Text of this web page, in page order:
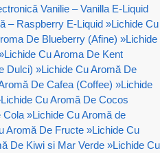
Vanilie – Vanilla E-Liquid
– Raspberry E-Liquid »Lichide Cu
De Blueberry (Afine) »Lichide
Lichide Cu Aroma De Kent
Dulci) »Lichide Cu Aromă De
De Cafea (Coffee) »Lichide
Lichide Cu Aromă De Cocos
Cola »Lichide Cu Aromă de
Aromă De Fructe »Lichide Cu
De Kiwi si Mar Verde »Lichide Cu